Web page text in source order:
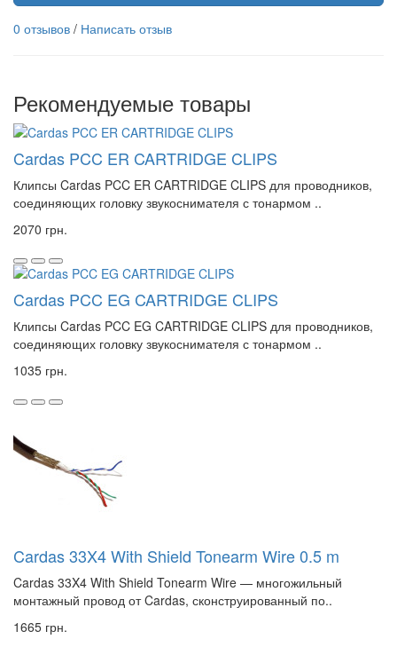
0 отзывов / Написать отзыв
Рекомендуемые товары
Cardas PCC ER CARTRIDGE CLIPS
Клипсы Cardas PCC ER CARTRIDGE CLIPS для проводников,
соединяющих головку звукоснимателя с тонармом ..
2070 грн.
Cardas PCC EG CARTRIDGE CLIPS
Клипсы Cardas PCC EG CARTRIDGE CLIPS для проводников,
соединяющих головку звукоснимателя с тонармом ..
1035 грн.
Cardas 33X4 With Shield Tonearm Wire 0.5 m
Cardas 33X4 With Shield Tonearm Wire — многожильный
монтажный провод от Cardas, сконструированный по..
1665 грн.